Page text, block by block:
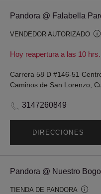
Pandora @ Falabella
VENDEDOR AUTORIZADO
Hoy reapertura a las 10 hrs.
Carrera 58 D #146-51
Caminos de San Lorenzo,
3147260849
DIRECCIONES
Pandora @ Nuestro
TIENDA DE PANDORA